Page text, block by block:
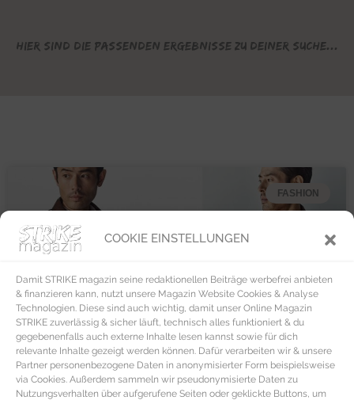
COOKIE EINSTELLUNGEN
Damit STRIKE magazin seine redaktionellen Beiträge werbefrei anbieten
& finanzieren kann, nutzt unsere Magazin Website Cookies & Analyse
Technologien. Diese sind auch wichtig, damit unser Online Magazin
STRIKE zuverlässig & sicher läuft, technisch alles funktioniert & du
gegebenenfalls auch externe Inhalte lesen kannst sowie für dich
relevante Inhalte gezeigt werden können. Dafür verarbeiten wir & unsere
Partner personenbezogene Daten in anonymisierter Form beispielsweise
via Cookies. Außerdem sammeln wir pseudonymisierte Daten zu
Nutzungsverhalten über aufgerufene Seiten oder geklickte Buttons, um
Hier sind die passenden Ergebnisse zu deiner Suche...
FASHION